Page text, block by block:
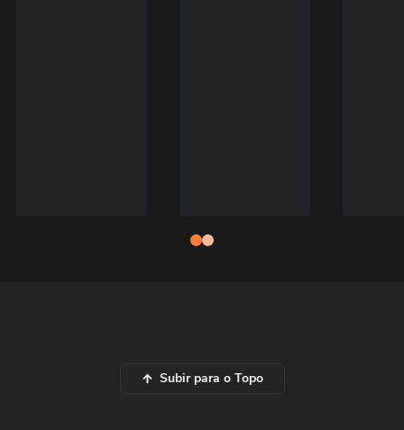
Subir para o Topo